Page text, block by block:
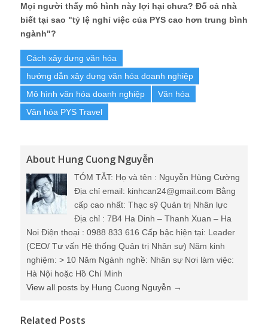
Mọi người thấy mô hình này lợi hại chưa? Đố cả nhà
biết tại sao "tỷ lệ nghỉ việc của PYS cao hơn trung bình
ngành"?
Cách xây dựng văn hóa
hướng dẫn xây dựng văn hóa doanh nghiệp
Mô hình văn hóa doanh nghiệp
Văn hóa
Văn hóa PYS Travel
About Hung Cuong Nguyễn
TÓM TẮT: Họ và tên : Nguyễn Hùng Cường
Địa chỉ email: kinhcan24@gmail.com Bằng
cấp cao nhất: Thạc sỹ Quản trị Nhân lực
Địa chỉ : 7B4 Ha Dinh – Thanh Xuan – Ha
Noi Điện thoại : 0988 833 616 Cấp bậc hiện tại: Leader
(CEO/ Tư vấn Hệ thống Quản trị Nhân sự) Năm kinh
nghiệm: > 10 Năm Ngành nghề: Nhân sự Nơi làm việc:
Hà Nội hoặc Hồ Chí Minh
View all posts by Hung Cuong Nguyễn →
Related Posts